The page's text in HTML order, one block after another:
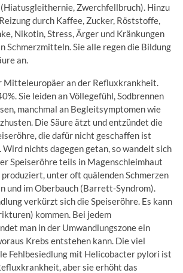
Zwerchfellbruch). Hinzu
durch Kaffee, Zucker, Röststoffe,
Nikotin, Stress, Ärger und Kränkungen
Schmerzmitteln. Sie alle regen die Bildung
an.
an der Refluxkrankheit.
Sie leiden an Völlegefühl, Sodbrennen
manchmal an Begleitsymptomen wie
Die Säure ätzt und entzündet die
die dafür nicht geschaffen ist
nichts dagegen getan, so wandelt sich
Speiseröhre teils in Magenschleimhaut
produziert, unter oft quälenden Schmerzen
und im Oberbauch (Barrett-Syndrom).
verkürzt sich die Speiseröhre. Es kann
kommen. Bei jedem
man in der Umwandlungszone ein
Krebs entstehen kann. Die viel
Fehlbesiedlung mit Helicobacter pylori ist
aber sie erhöht das